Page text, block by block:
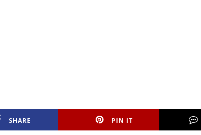
SHARE PIN IT